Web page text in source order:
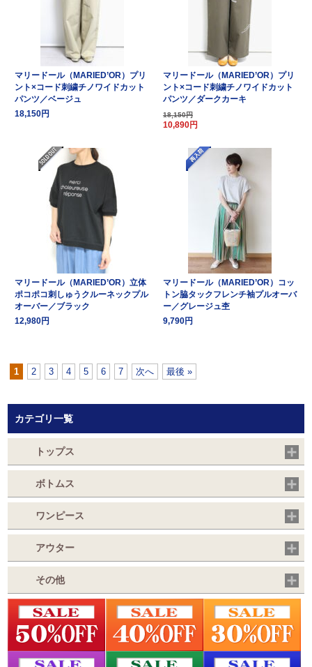
マリードール（MARIED’OR）プリ
ント×コード刺繍チノワイドカット
パンツ／ベージュ
18,150円
マリードール（MARIED’OR）プリ
ント×コード刺繍チノワイドカット
パンツ／ダークカーキ
18,150円
10,890円
マリードール（MARIED’OR）立体
ポコポコ刺しゅうクルーネックプル
オーバー／ブラック
12,980円
マリードール（MARIED’OR）コッ
トン脇タックフレンチ袖プルオーバ
ー／グレージュ杢
9,790円
1 2 3 4 5 6 7 次へ 最後 »
カテゴリ一覧
トップス
ボトムス
ワンピース
アウター
その他